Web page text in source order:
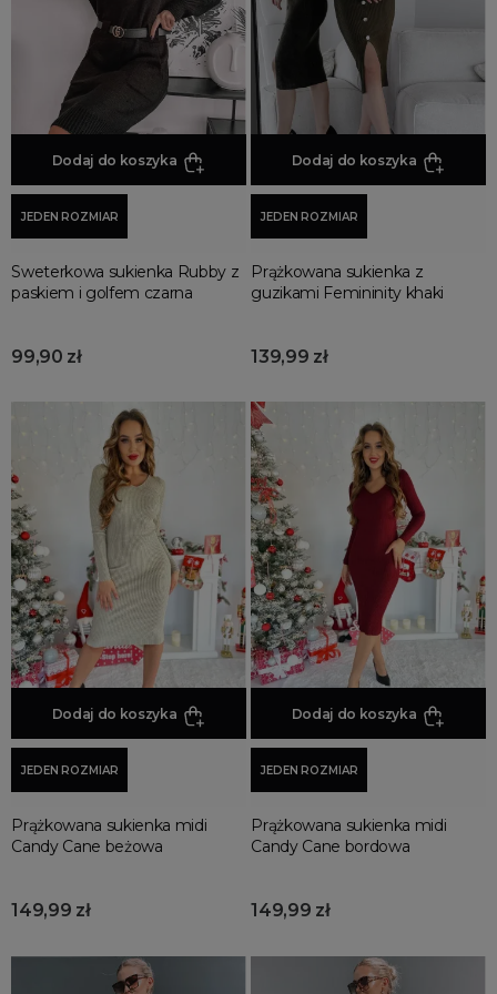
Sukienki na co dzień
Sukienki oversize
Sukienki koronkowe
Sukienki koktajlowe
Sukienki do pracy
Sukienki boho
Sukienki na imprezę
Sukienki bez rękawów
Sukienki z krótkim rękawem
Sukienki dopasowane
Sukienki z rozcięciem
Sukienki welurowe
Sukienki na studniówkę
Sukienki na każda okazję
Sukienki przekładane
Sukienki z falbankami
Sukienki proste
Sukienki w panterkę
Sukienki z marszczeniem
Sukienki dzianinowe
Sukienki koszulowe
Sukienki asymetryczne
Sukienki swetrowe
Sukienki eleganckie
Sukienki dresowe
Dodaj do koszyka
JEDEN ROZMIAR
Sweterkowa sukienka Rubby z
paskiem i golfem czarna
99,90 zł
Dodaj do koszyka
JEDEN ROZMIAR
Prążkowana sukienka z
guzikami Femininity khaki
139,99 zł
Dodaj do koszyka
JEDEN ROZMIAR
Prążkowana sukienka midi
Candy Cane beżowa
149,99 zł
Dodaj do koszyka
JEDEN ROZMIAR
Prążkowana sukienka midi
Candy Cane bordowa
149,99 zł